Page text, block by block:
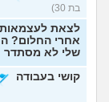
בת 30)
לצאת לעצמאות
אחרי החלום?
שלי לא מסתדר
קושי בעבודה